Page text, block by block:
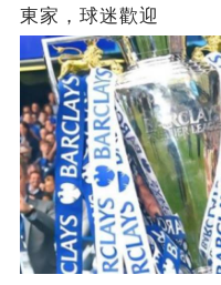
東家，球迷歡迎